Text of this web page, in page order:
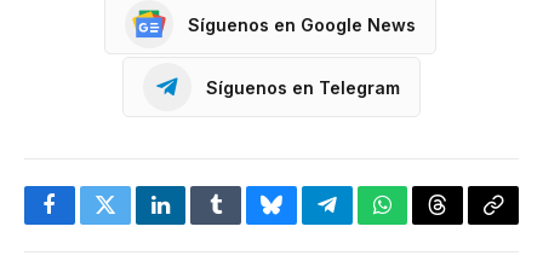
Síguenos en Google News
Síguenos en Telegram
FacebookTwitterLinkedInTumblrBlueskyTelegramWhatsApp
Threads